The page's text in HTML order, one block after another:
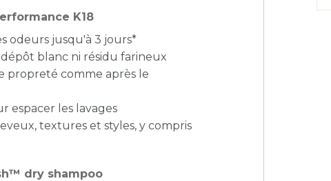
K18
odeurs jusqu'à 3 jours*
blanc ni résidu farineux
propreté comme après le
espacer les lavages
textures et styles, y compris
dry shampoo